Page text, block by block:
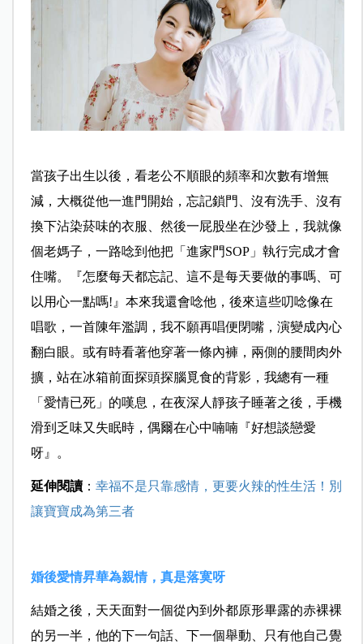
當孩子出生以後，看老公不順眼的頻率和次數有增無
減，大概從他一進門開始，忘記鎖門、沒有洗手、沒有
換下沾染菸味的衣服、然後一屁股坐在沙發上，我就像
個老媽子，一路唸到他把「進家門SOP」執行完成才會
住嘴。『怎麼每天都忘記、這不是每天要做的事嗎、可
以用心一點嗎!』本來我還會唸他，後來這些叨唸像在
唱歌，一首陳年濫調，我不願再唱便閉嘴，演變成內心
翻白眼。或有時看著他穿著一條內褲，兩側的腰間肉外
擴，站在冰箱前面探頭探腦覓食的背影，我總有一種
「愛情已死」的嘆息，在夜深人靜孩子睡著之後，手機
滑到乏味又失眠時，偶爾在心中喃喃『好想談戀愛
呀』。
延伸閱讀： 幸福不是只靠感情，更要火辣的性生活！別
讓寶寶成為第三者
婚後愛情昇華為親情，真是落寞呀
結婚之後，天天面對一個從內到外都原形畢露的赤裸裸
的另一半，他的下一句話、下一個舉動、只有他自己覺